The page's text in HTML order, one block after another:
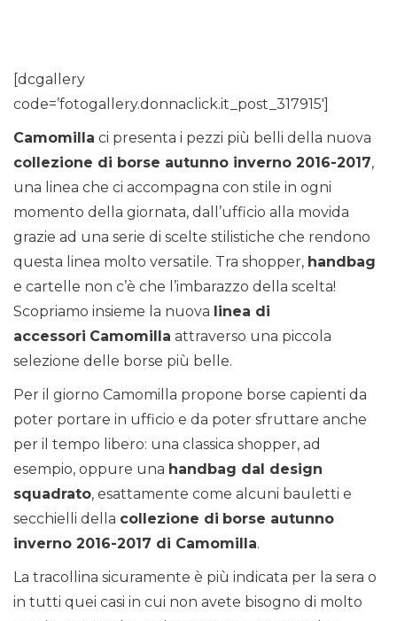
[dcgallery
code=’fotogallery.donnaclick.it_post_317915′]
Camomilla ci presenta i pezzi più belli della nuova
collezione di borse autunno inverno 2016-2017,
una linea che ci accompagna con stile in ogni
momento della giornata, dall’ufficio alla movida
grazie ad una serie di scelte stilistiche che rendono
questa linea molto versatile. Tra shopper, handbag
e cartelle non c’è che l’imbarazzo della scelta!
Scopriamo insieme la nuova linea di
accessori Camomilla attraverso una piccola
selezione delle borse più belle.
Per il giorno Camomilla propone borse capienti da
poter portare in ufficio e da poter sfruttare anche
per il tempo libero: una classica shopper, ad
esempio, oppure una handbag dal design
squadrato, esattamente come alcuni bauletti e
secchielli della collezione di borse autunno
inverno 2016-2017 di Camomilla.
La tracollina sicuramente è più indicata per la sera o
in tutti quei casi in cui non avete bisogno di molto